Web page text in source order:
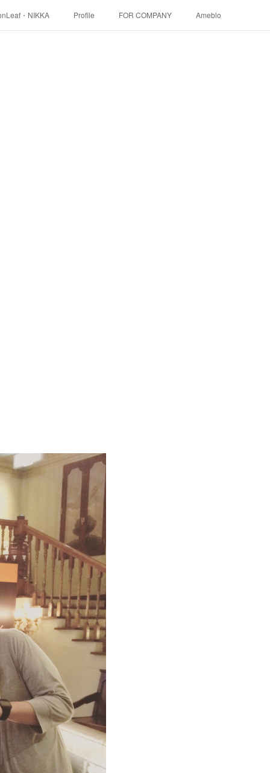
・NIKKA Profile FOR COMPANY Ameblo